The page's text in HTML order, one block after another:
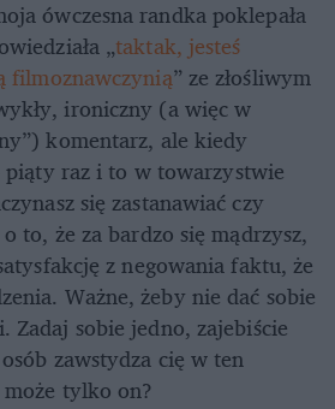
ówczesna randka poklepała
„taktak, jesteś
filmoznawczynią” ze złośliwym
ironiczny (a więc w
komentarz, ale kiedy
piąty raz i to w towarzystwie
się zastanawiać czy
to, że za bardzo się mądrzysz,
z negowania faktu, że
Ważne, żeby nie dać sobie
sobie jedno, zajebiście
zawstydza cię w ten
tylko on?